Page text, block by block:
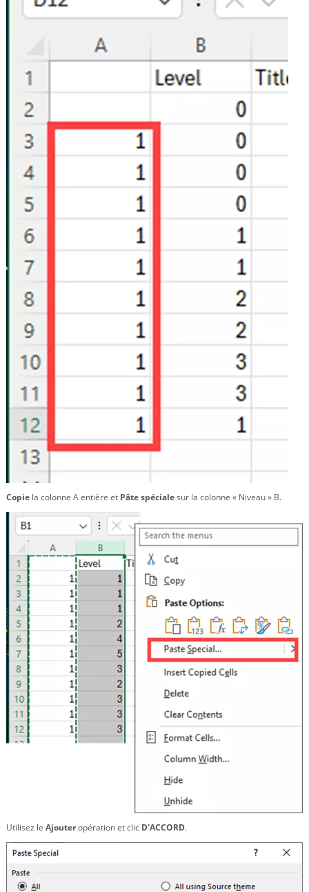
Copie la colonne A entière et Pâte spécialesur la colonne « Niveau » B.
Utilisez le Ajouteropération et clic D'ACCORD.